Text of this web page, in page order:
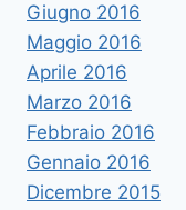
Giugno 2016
Maggio 2016
Aprile 2016
Marzo 2016
Febbraio 2016
Gennaio 2016
Dicembre 2015